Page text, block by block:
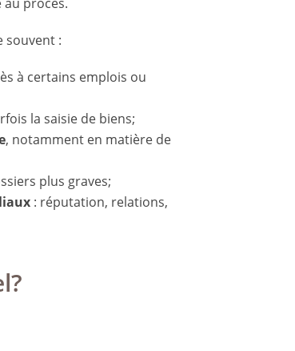
souvent :
à certains emplois ou
la saisie de biens;
, notamment en matière de
plus graves;
: réputation, relations,